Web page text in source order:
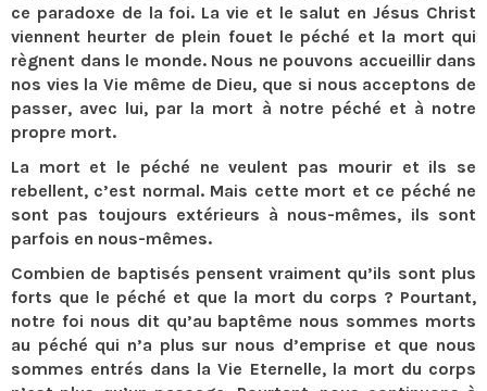
ce paradoxe de la foi. La vie et le salut en Jésus Christ
viennent heurter de plein fouet le péché et la mort qui
règnent dans le monde. Nous ne pouvons accueillir dans
nos vies la Vie même de Dieu, que si nous acceptons de
passer, avec lui, par la mort à notre péché et à notre
propre mort.
La mort et le péché ne veulent pas mourir et ils se
rebellent, c’est normal. Mais cette mort et ce péché ne
sont pas toujours extérieurs à nous-mêmes, ils sont
parfois en nous-mêmes.
Combien de baptisés pensent vraiment qu’ils sont plus
forts que le péché et que la mort du corps ? Pourtant,
notre foi nous dit qu’au baptême nous sommes morts
au péché qui n’a plus sur nous d’emprise et que nous
sommes entrés dans la Vie Eternelle, la mort du corps